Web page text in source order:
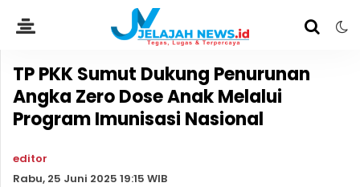
TP PKK Sumut Dukung Penurunan
Angka Zero Dose Anak Melalui
Program Imunisasi Nasional
editor
Rabu, 25 Juni 2025 19:15 WIB